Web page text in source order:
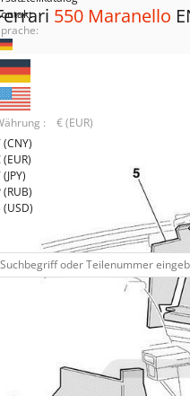
: € (EUR)
(CNY)
(EUR)
(RUB)
(USD)
550 Maranello